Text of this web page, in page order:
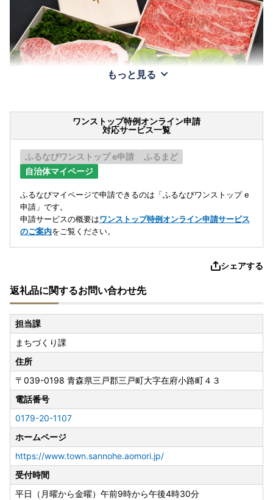
もっと見る
ワンストップ特例オンライン申請
対応サービス一覧
ふるなびワンストップ e申請
ふるまど
自治体マイページ
ふるなびマイページで申請できるのは「ふるなびワンストップ e
申請」です。
申請サービスの概要はワンストップ特例オンライン申請サービス
のご案内をご覧ください。
シェアする
返礼品に関するお問い合わせ先
担当課
まちづくり課
住所
〒039-0198 青森県三戸郡三戸町大字在府小路町４３
電話番号
0179-20-1107
ホームページ
https://www.town.sannohe.aomori.jp/
受付時間
平日（月曜から金曜）午前9時から午後4時30分